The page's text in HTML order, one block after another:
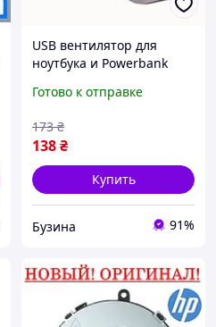
USB вентилятор для
ноутбука и Powerbank
Готово к отправке
138₴
173 ₴
Купить
Бузина 91%